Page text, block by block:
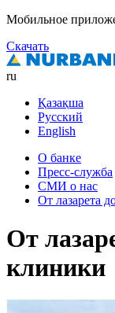
Мобильное
Скачать
ru
Қазақша
Русский
English
О банке
Пресс-служба
СМИ о нас
От лазарета
От
клиники